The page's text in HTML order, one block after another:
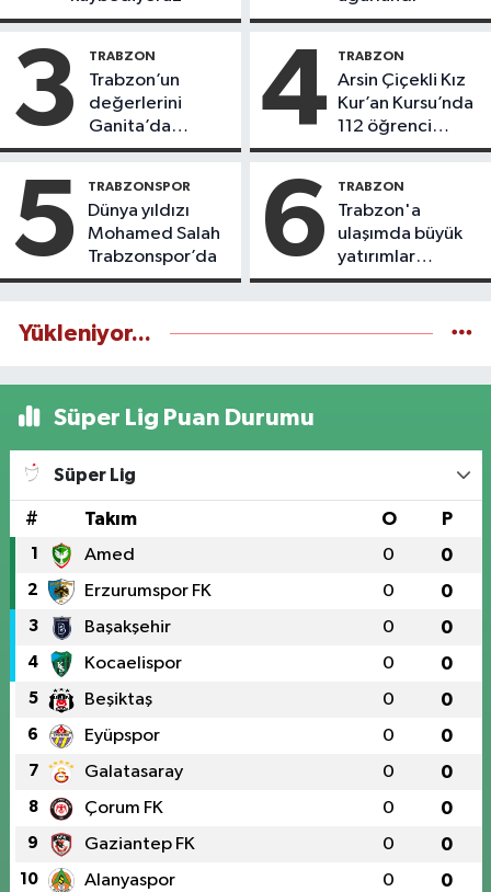
3 TRABZON
Trabzon’un
değerlerini
Ganita’da
yaşatıyoruz
4 TRABZON
Arsin Çiçekli Kız
Kur’an Kursu’nda
112 öğrenci
icazet aldı
5 TRABZONSPOR
Dünya yıldızı
Mohamed Salah
Trabzonspor’da
6 TRABZON
Trabzon'a
ulaşımda büyük
yatırımlar
yapılıyor
Yükleniyor...
Süper Lig Puan Durumu
Süper Lig
# Takım O P
1 Amed 0 0
2 Erzurumspor FK 0 0
3 Başakşehir 0 0
4 Kocaelispor 0 0
5 Beşiktaş 0 0
6 Eyüpspor 0 0
7 Galatasaray 0 0
8 Çorum FK 0 0
9 Gaziantep FK 0 0
10 Alanyaspor 0 0